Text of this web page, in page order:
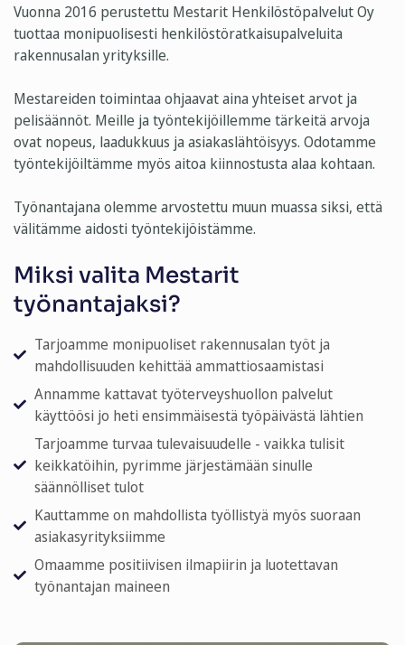
Vuonna 2016 perustettu Mestarit Henkilöstöpalvelut Oy
tuottaa monipuolisesti henkilöstöratkaisupalveluita
rakennusalan yrityksille.
Mestareiden toimintaa ohjaavat aina yhteiset arvot ja
pelisäännöt. Meille ja työntekijöillemme tärkeitä arvoja
ovat nopeus, laadukkuus ja asiakaslähtöisyys. Odotamme
työntekijöiltämme myös aitoa kiinnostusta alaa kohtaan.
Työnantajana olemme arvostettu muun muassa siksi, että
välitämme aidosti työntekijöistämme.
Miksi valita Mestarit
työnantajaksi?
Tarjoamme monipuoliset rakennusalan työt ja
mahdollisuuden kehittää ammattiosaamistasi
Annamme kattavat työterveyshuollon palvelut
käyttöösi jo heti ensimmäisestä työpäivästä lähtien
Tarjoamme turvaa tulevaisuudelle - vaikka tulisit
keikkatöihin, pyrimme järjestämään sinulle
säännölliset tulot
Kauttamme on mahdollista työllistyä myös suoraan
asiakasyrityksiimme
Omaamme positiivisen ilmapiirin ja luotettavan
työnantajan maineen